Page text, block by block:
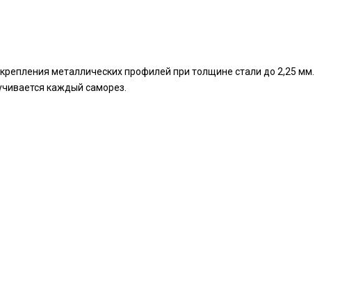
металлических профилей при толщине стали до 2,25 мм.
каждый саморез.